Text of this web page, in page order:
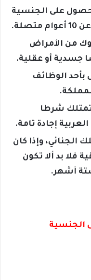
على الجنسية
من الأمراض
جسدية أو عقلية.
بأحد الوظائف
تمتلك شرطا
إجادة تامة.
وإذا كان
فلا بد ألا تكون
أشهر.
الجنسية